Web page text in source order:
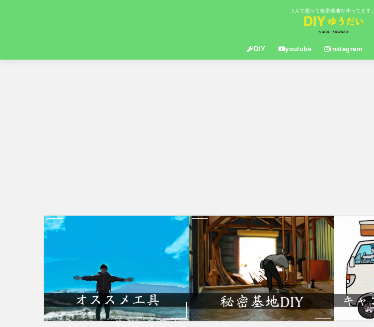
1人で籠って秘密基地を作ってます。
DIY youtube instagram